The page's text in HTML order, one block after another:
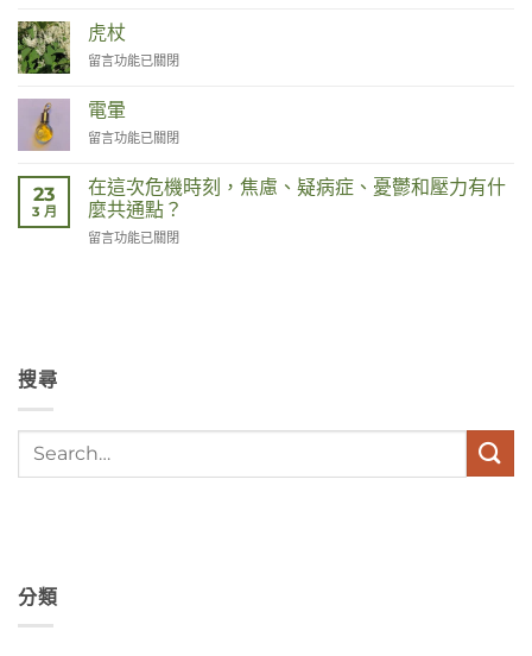
中
虎杖
在
中
留言功能已關閉
電暈
在
中
留言功能已關閉
23
3 月
在這次危機時刻，焦慮、疑病症、憂鬱和壓力有什
麼共通點？
在
maken
in
留言功能已關閉
搜尋
分類